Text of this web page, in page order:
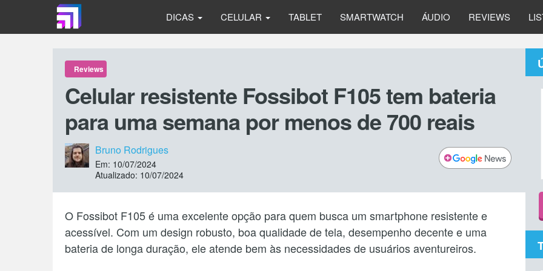
DICAS CELULAR TABLET SMARTWATCH ÁUDIO REVIEWS
Reviews
Celular resistente Fossibot F105 tem bateria
para uma semana por menos de 700 reais
Bruno Rodrigues
Em: 10/07/2024
Atualizado: 10/07/2024
O Fossibot F105 é uma excelente opção para quem busca um smartphone resistente e
acessível. Com um design robusto, boa qualidade de tela, desempenho decente e uma
bateria de longa duração, ele atende bem às necessidades de usuários aventureiros.